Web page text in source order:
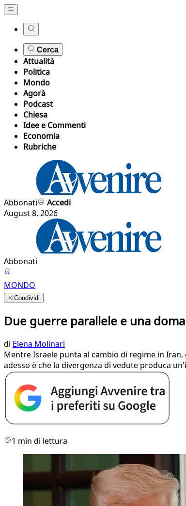
Cerca
Attualità
Politica
Mondo
Agorà
Podcast
Chiesa
Idee e Commenti
Economia
Rubriche
Abbonati
Accedi
August 8, 2026
Abbonati
MONDO
Condividi
Due guerre parallele e una
di Elena Molinari
Mentre Israele punta al cambio di regime in
adesso è che la divergenza di vedute produca
1 min di lettura